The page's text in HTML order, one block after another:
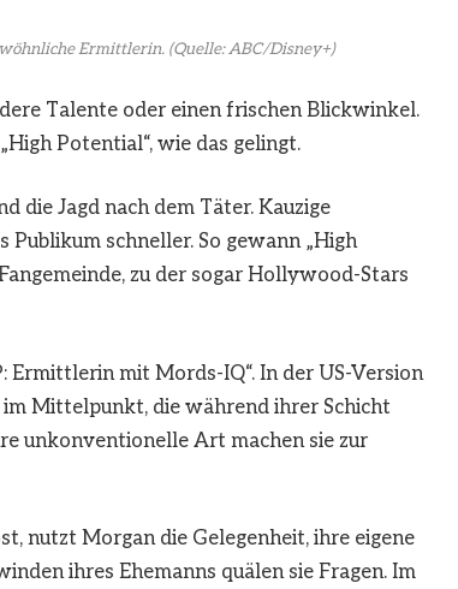
Ermittlerin.(Quelle: ABC/Disney+)
Talente oder einen frischen Blickwinkel.
Potential“, wie das gelingt.
die Jagd nach dem Täter. Kauzige
schneller. So gewann „High
zu der sogar Hollywood-Stars
Ermittlerin mit Mords-IQ“. In der US-Version
Mittelpunkt, die während ihrer Schicht
unkonventionelle Art machen sie zur
nutzt Morgan die Gelegenheit, ihre eigene
ihres Ehemanns quälen sie Fragen. Im